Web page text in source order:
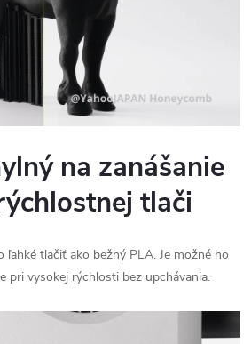
na zanášanie
tlači
ľahké tlačiť ako bežný PLA. Je možné ho
pri vysokej rýchlosti bez upchávania.